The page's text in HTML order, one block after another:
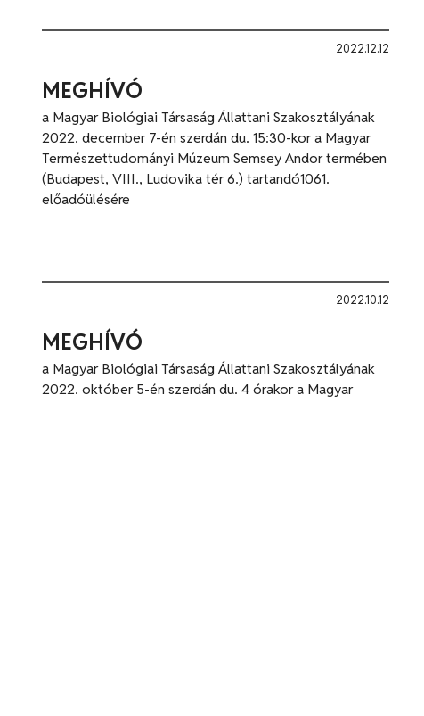
MEGHÍVÓ
2022.12.12
a Magyar Biológiai Társaság Állattani Szakosztályának
2022. december 7-én szerdán du. 15:30-kor a Magyar
Természettudományi Múzeum Semsey Andor termében
(Budapest, VIII., Ludovika tér 6.) tartandó1061.
előadóülésére
MEGHÍVÓ
2022.10.12
a Magyar Biológiai Társaság Állattani Szakosztályának
2022. október 5-én szerdán du. 4 órakor a Magyar